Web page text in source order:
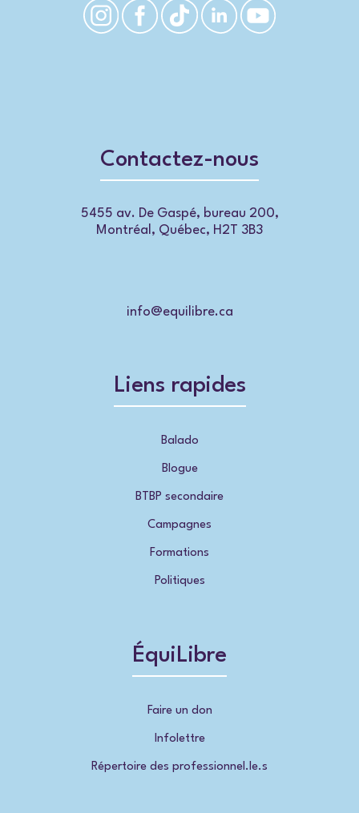
Contactez-nous
5455 av. De Gaspé, bureau 200,
Montréal, Québec, H2T 3B3
info@equilibre.ca
Liens rapides
Balado
Blogue
BTBP secondaire
Campagnes
Formations
Politiques
ÉquiLibre
Faire un don
Infolettre
Répertoire des professionnel.le.s